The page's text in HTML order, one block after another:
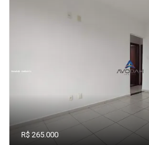
R$ 265.000